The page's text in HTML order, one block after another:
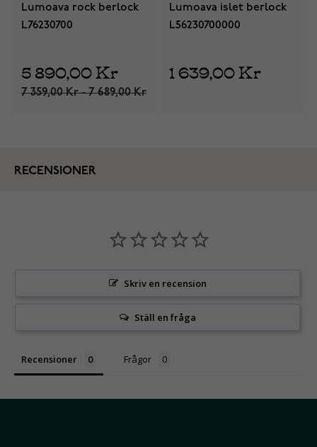
Lumoava rock berlock
L76230700
5 890,00 Kr
7 359,00 Kr - 7 689,00 Kr
Lumoava islet berlock
L56230700000
1 639,00 Kr
RECENSIONER
Skriv en recension
Ställ en fråga
Recensioner Frågor